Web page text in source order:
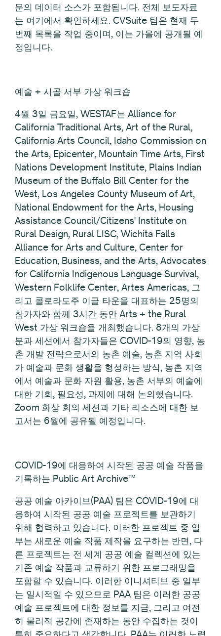
문의 데이터 소스가 포함됩니다. 전체 보도자료
는 여기에서 확인하세요. CVSuite 팀은 현재 두
번째 목록을 작업 중이며, 이는 가을에 공개될 예
정입니다.
예술 + 시골 서부 가상 워크숍
4월 3일 금요일, WESTAF는 Alliance for
California Traditional Arts, Art of the Rural,
California Arts Council, Idaho Commission on
the Arts, Epicenter, Mountain Time Arts, First
Nations Development Institute, Plains Indian
Museum of the Buffalo Bill Center for the
West, Los Angeles County Museum of Art,
National Endowment for the Arts, Housing
Assistance Council/Citizens' Institute on
Rural Design, Rural LISC, Wichita Falls
Alliance for Arts and Culture, Center for
Education, Business, and the Arts, Advocates
for California Indigenous Language Survival,
Western Folklife Center, Artes Americas, 그
리고 콜로라도주 이글 타운을 대표하는 25명의
참가자와 함께 3시간 동안 Arts + the Rural
West 가상 워크숍을 개최했습니다. 8개의 가상
분과 세션에서 참가자들은 COVID-19의 영향, 농
촌 개발 전략으로서의 농촌 예술, 농촌 지역 사회
가 예술과 문화 생활을 형성하는 방식, 농촌 지역
에서 예술과 문화 자원 활용, 농촌 서부의 예술에
대한 기회, 필요성, 과제에 대해 논의했습니다.
Zoom 화상 회의 세션과 기타 리소스에 대한 보
고서는 6월에 공유될 예정입니다.
COVID-19에 대응하여 시작된 공공 예술 작품을
기록하는 Public Art Archive™
공공 예술 아카이브(PAA) 팀은 COVID-19에 대
응하여 시작된 공공 예술 프로젝트를 보관하기
위해 협력하고 있습니다. 이러한 프로젝트 중 일
부는 새로운 예술 작품 제작을 요구하는 반면, 다
른 프로젝트는 전 세계 공공 예술 컬렉션에 있는
기존 예술 작품과 교류하기 위한 프로그래밍을
포함할 수 있습니다. 이러한 이니셔티브 중 일부
는 일시적일 수 있으므로 PAA 팀은 이러한 공공
예술 프로젝트에 대한 정보를 지금, 그리고 여전
히 물리적 공간에 존재하는 동안 수집하는 것이